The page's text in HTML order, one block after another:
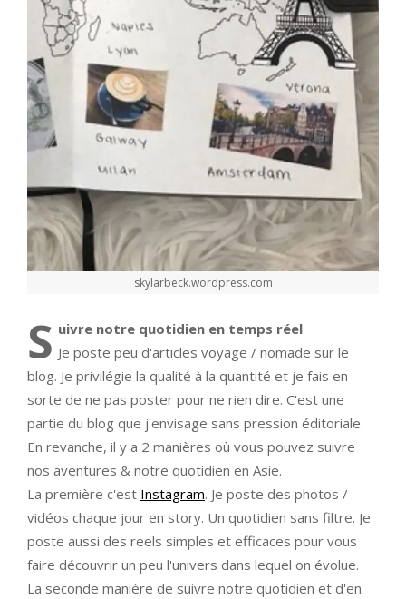
skylarbeck.wordpress.com
S uivre notre quotidien en temps réel
Je poste peu d'articles voyage / nomade sur le
blog. Je privilégie la qualité à la quantité et je fais en
sorte de ne pas poster pour ne rien dire. C'est une
partie du blog que j'envisage sans pression éditoriale.
En revanche, il y a 2 manières où vous pouvez suivre
nos aventures & notre quotidien en Asie.
La première c'est Instagram. Je poste des photos /
vidéos chaque jour en story. Un quotidien sans filtre. Je
poste aussi des reels simples et efficaces pour vous
faire découvrir un peu l'univers dans lequel on évolue.
La seconde manière de suivre notre quotidien et d'en